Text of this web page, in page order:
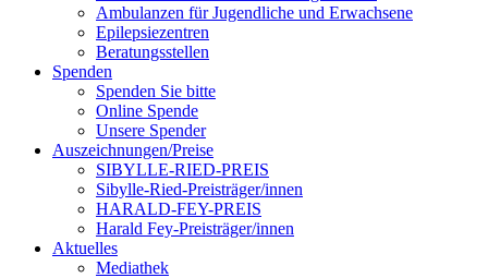
Ambulanzen für Jugendliche und Erwachsene
Epilepsiezentren
Beratungsstellen
Spenden
Spenden Sie bitte
Online Spende
Unsere Spender
Auszeichnungen/Preise
SIBYLLE-RIED-PREIS
Sibylle-Ried-Preisträger/innen
HARALD-FEY-PREIS
Harald Fey-Preisträger/innen
Aktuelles
Mediathek